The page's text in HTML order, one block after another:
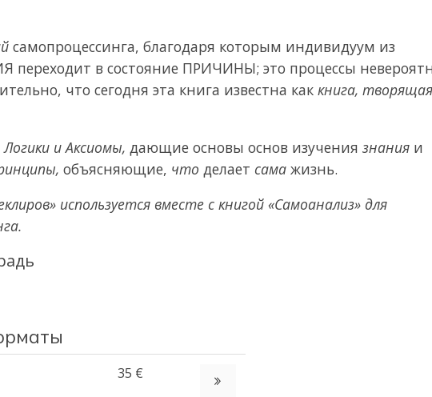
самопроцессинга, благодаря которым индивидуум из
переходит в состояние ПРИЧИНЫ; это процессы
что сегодня эта книга известна как книга, творящая
и Аксиомы, дающие основы основ изучения знания и
объясняющие, что делает сама жизнь.
используется вместе с книгой «Самоанализ» для
35 € СМОТРЕТЬ ЕЩЁ